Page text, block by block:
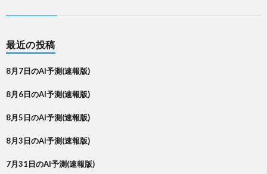
最近の投稿
8月7日のAI予測(速報版)
8月6日のAI予測(速報版)
8月5日のAI予測(速報版)
8月3日のAI予測(速報版)
7月31日のAI予測(速報版)